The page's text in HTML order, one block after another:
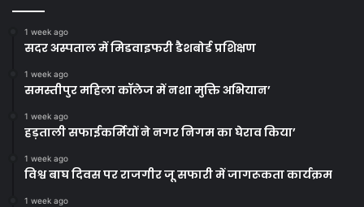
1 week ago
सदर अस्पताल में मिडवाइफरी डैशबोर्ड प्रशिक्षण
1 week ago
समस्तीपुर महिला कॉलेज में नशा मुक्ति अभियान’
1 week ago
हड़ताली सफाईकर्मियों ने नगर निगम का घेराव किया’
1 week ago
विश्व बाघ दिवस पर राजगीर जू सफारी में जागरूकता कार्यक्रम
1 week ago